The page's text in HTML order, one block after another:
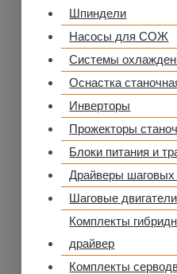
Шпиндели
Насосы для СОЖ
Системы
Оснастка
Инверторы
Прожекторы
Блоки питания и
Драйверы шаговых
Шаговые
Комплекты
драйвер
Комплекты